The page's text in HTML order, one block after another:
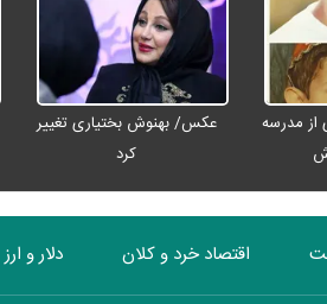
مدرسه
عکس/ بهنوش بختیاری تغییر
کرد
اقتصاد خرد و کلان دلار و ارز